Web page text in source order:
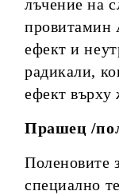
лъчение на
провитамин
ефект и
радикали,
ефект върху
Прашец /
Поленовите
специално